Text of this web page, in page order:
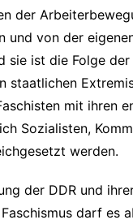
der
und von der
sie ist die Folge der
staatlichen
mit ihren
Sozialisten,
werden.
der DDR und
darf es